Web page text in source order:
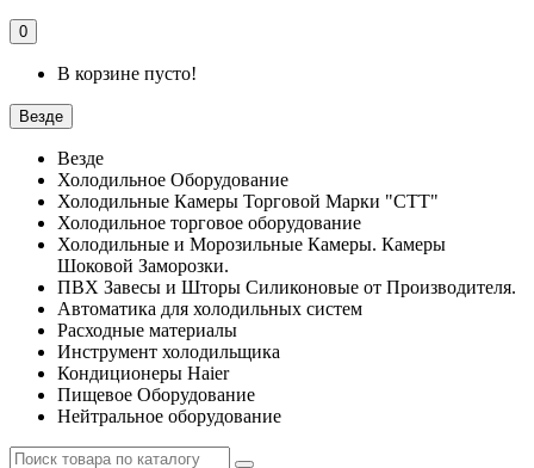
0
В корзине пусто!
Везде
Везде
Холодильное Оборудование
Холодильные Камеры Торговой Марки "СТТ"
Холодильное торговое оборудование
Холодильные и Морозильные Камеры. Камеры
Шоковой Заморозки.
ПВХ Завесы и Шторы Силиконовые от Производителя.
Автоматика для холодильных систем
Расходные материалы
Инструмент холодильщика
Кондиционеры Haier
Пищевое Оборудование
Нейтральное оборудование